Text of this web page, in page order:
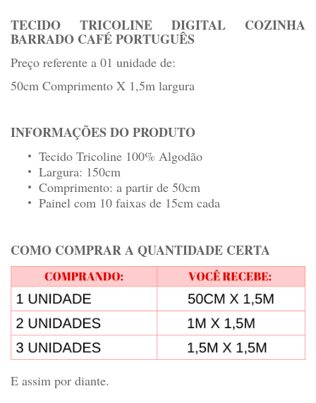
TECIDO TRICOLINE DIGITAL COZINHA
BARRADO CAFÉ PORTUGUÊS
Preço referente a 01 unidade de:
50cm Comprimento X 1,5m largura
INFORMAÇÕES DO PRODUTO
Tecido Tricoline 100% Algodão
Largura: 150cm
Comprimento: a partir de 50cm
Painel com 10 faixas de 15cm cada
COMO COMPRAR A QUANTIDADE CERTA
E assim por diante.